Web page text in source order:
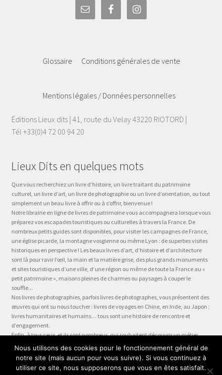
Glossaire Conditions générales de vente
Mentions légales / Données personnelles
Éditions Lieux dits | 41, route du Velay 43220 RIOTORD |
Tél +33(0)4 72 00 94 20
Lieux Dits en quelques mots
Que vous recherchiez un livre d’histoire, un livre traitant du patrimoine
culturel, un livre d’art, un livre de photographie ou un livre d’orientation, ou tout
simplement un beau livre à offrir ou à s’offrir, bienvenue !
Notre librairie en ligne de livres de patrimoine vous accompagnera lorsque vous
préparez vos escapades touristiques ou culturelles à travers la France. De
nombreux petits guides sont disponibles, pour visiter les campagnes de France,
une église picarde, la montagne vosgienne ou même Lyon : de superbes visites
historiques en perspective ! Les beaux livres d’art, d’histoire et d’architecture
sont là pour ravir l’œil, la main et la matière grise, des plus grands monuments
et sites touristiques d’une ville, d’une région ou même de toute la France au «
petit patrimoine », maisons pleines de charmes ou paysages à couper le
souffle...
Nos livres de photographies, parfois livres de photographes, vous présentent des
œuvres qui ont su nous toucher : livres de voyages en Chine, en Inde, au Japon ;
livres humanitaires et humains… tous sont une histoire de rencontre et
d’engagement.
Enfin, à tous ceux, et ils sont nombreux, qui souhaitent découvrir un métier,
préparer leur formation ou choisir leur orientation, à la question « quel métier ?
» nous dédions la collection Être, véritable panorama du monde du travail, plus
qu’un guide des métiers, plus qu’une fiche métier… un test métier, un « stage
en entreprise dans votre fauteuil » !
Nous utilisons des cookies pour le fonctionnement général de
notre site (mais aucun pour vous suivre). Si vous continuez à
utiliser ce site, nous supposerons que vous en êtes satisfait.